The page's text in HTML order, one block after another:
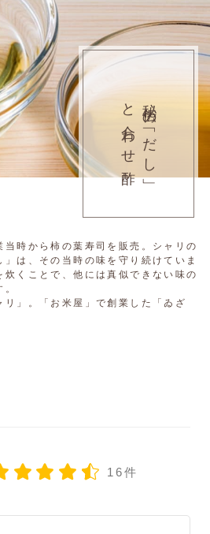
秘伝の「だし」
と合わせ酢
当時から柿の葉寿司を販売。シャリの
は、その当時の味を守り続けていま
くことで、他には真似できない味の
リ」。「お米屋」で創業した「ゐざ
16件